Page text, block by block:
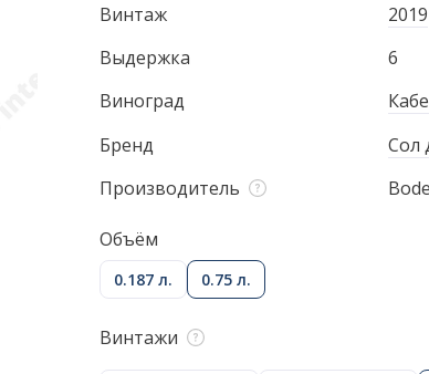
Винтаж
2019
Выдержка
6
Виноград
Бренд
Сол
Производитель
Объём
0.187 л. 0.75 л.
Винтажи